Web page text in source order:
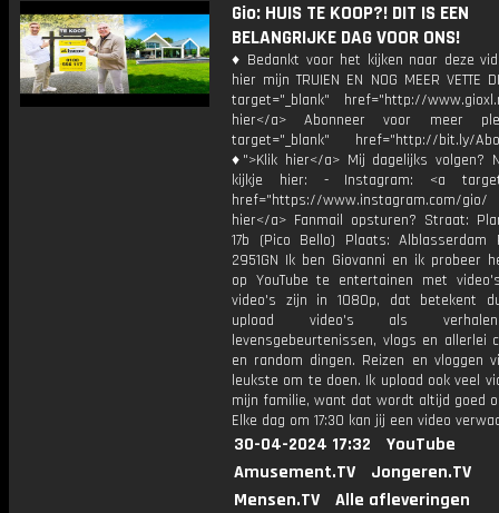
Gio: HUIS TE KOOP?! DIT IS EEN
BELANGRIJKE DAG VOOR ONS!
♦ Bedankt voor het kijken naar deze
hier mijn TRUIEN EN NOG MEER VETTE
target="_blank" href="http://
hier</a> Abonneer voor meer
target="_blank" href="http://bit.ly/
♦">Klik hier</a> Mij dagelijks volgen?
kijkje hier: - Instagram: <a
href="https://www.instagram.com/
hier</a> Fanmail opsturen? Straat:
17b (Pico Bello) Plaats: Alblasserdam
2951GN Ik ben Giovanni en ik probeer
op YouTube te entertainen met
video's zijn in 1080p, dat betekent
upload video's als
levensgebeurtenissen, vlogs en allerlei
en random dingen. Reizen en vloggen
leukste om te doen. Ik upload ook veel
mijn familie, want dat wordt altijd goed
Elke dag om 17:30 kan jij een video
30-04-2024 17:32
YouTube
Amusement.TV
Jongeren.TV
Mensen.TV
Alle afleveringen